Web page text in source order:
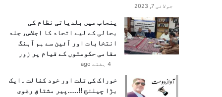
جولائی 7, 2023
پنجاب میں بلدیاتی نظام کی
بحالی کے لیے اتحاد کا اجلاس، جلد
انتخابات اور آئین سے ہم آہنگ
مقامی حکومتوں کے قیام پر زور
4 ہفتے ago
خوراک کی قلت اور خود کفالت ۔ایک
بڑا چیلنج !!……پیر مشتاق رضوی